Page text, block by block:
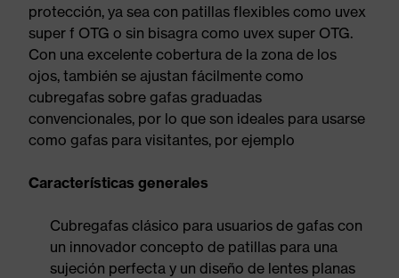
protección, ya sea con patillas flexibles como uvex
super f OTG o sin bisagra como uvex super OTG.
Con una excelente cobertura de la zona de los
ojos, también se ajustan fácilmente como
cubregafas sobre gafas graduadas
convencionales, por lo que son ideales para usarse
como gafas para visitantes, por ejemplo
Características generales
Cubregafas clásico para usuarios de gafas con
un innovador concepto de patillas para una
sujeción perfecta y un diseño de lentes planas